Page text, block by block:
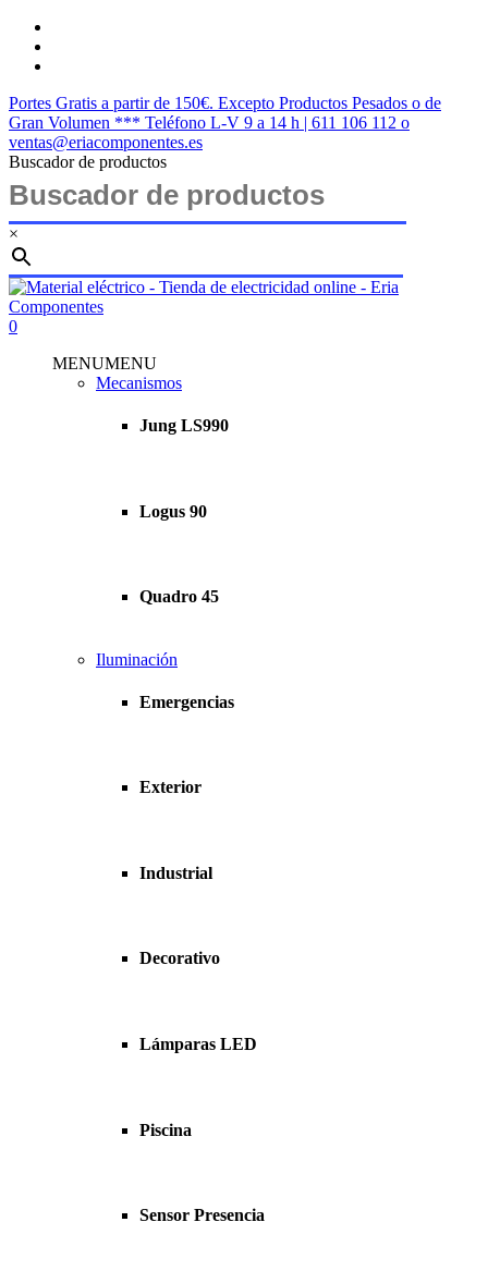
Saltar
contenido
Portes Gratis a partir de 150€. Excepto Productos Pesados o de
Gran Volumen *** Teléfono L-V 9 a 14 h | 611 106 112 o
ventas@eriacomponentes.es
Buscador de productos
×
Cerrar
búsqueda
buscar
account
0
MENUMENU
Mecanismos
Jung LS990
Logus 90
Quadro 45
Iluminación
Emergencias
Exterior
Industrial
Decorativo
Lámparas LED
Piscina
Sensor Presencia